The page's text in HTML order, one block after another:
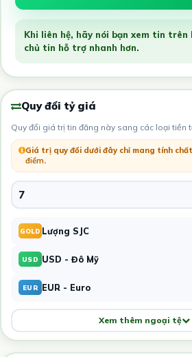
Khi liên hệ, hãy nói bạn xem tin trên
chủ tin hỗ trợ nhanh hơn.
Quy đổi tỷ giá
Quy đổi giá trị tin đăng này sang các loại tiền
Giá trị quy đổi dưới đây chỉ mang tính chất
điểm.
GOLD Lượng SJC
USD USD - Đô Mỹ
EUR EUR - Euro
Xem thêm ngoại tệ